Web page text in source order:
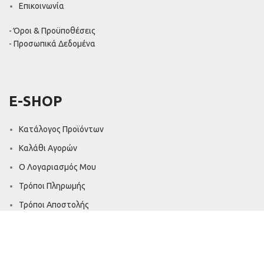
Επικοινωνία
- Όροι & Προϋποθέσεις
- Προσωπικά Δεδομένα
E-SHOP
Κατάλογος Προϊόντων
Καλάθι Αγορών
Ο Λογαριασμός Μου
Τρόποι Πληρωμής
Τρόποι Αποστολής